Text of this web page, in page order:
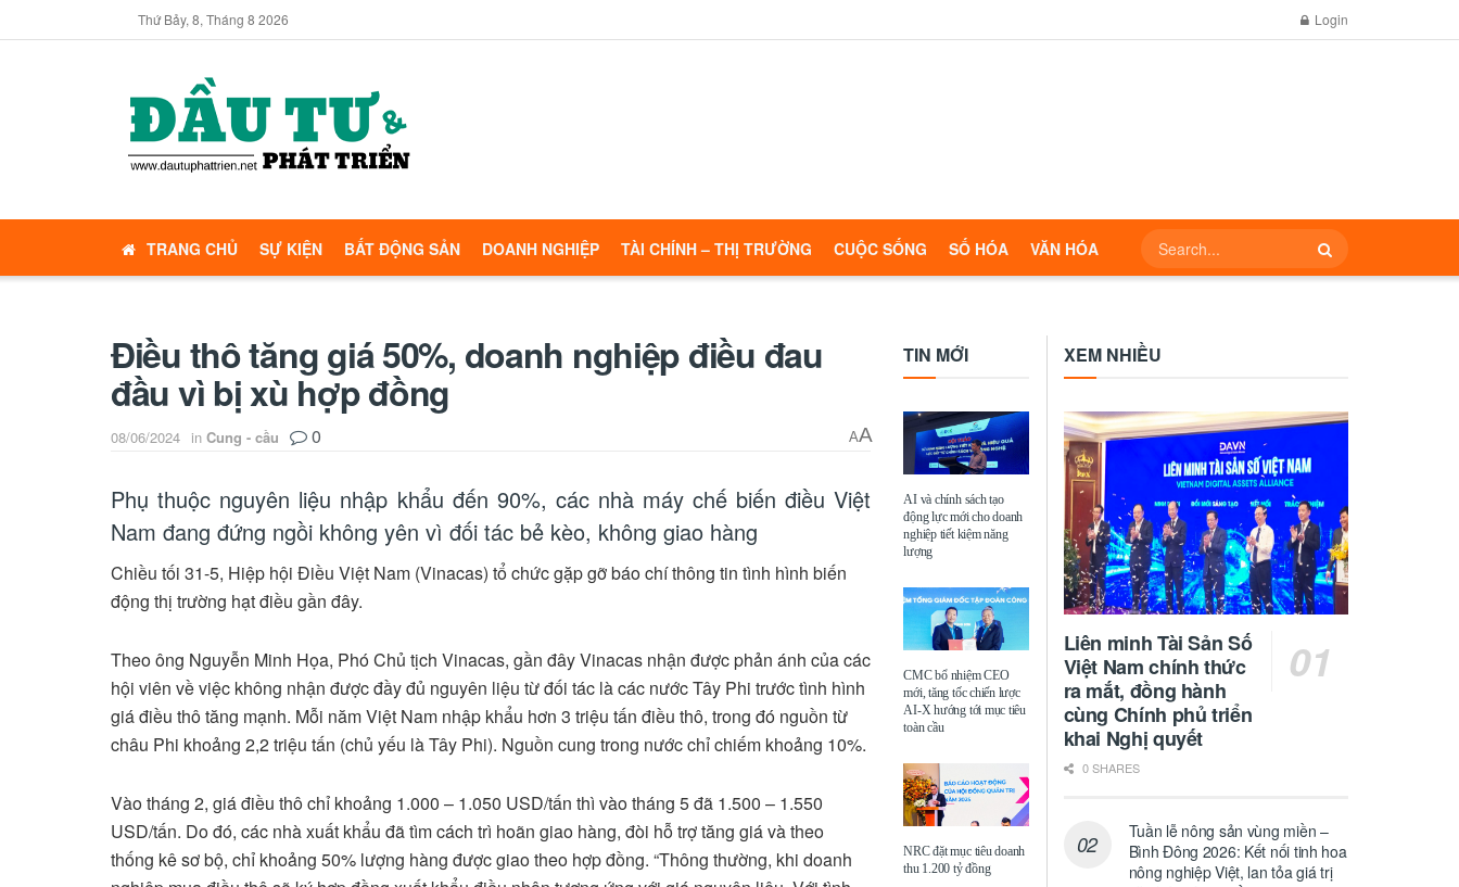
Thứ Bảy, 8, Tháng 8 2026 Login
TRANG CHỦ SỰ KIỆN BẤT ĐỘNG SẢN DOANH NGHIỆP TÀI CHÍNH – THỊ TRƯỜNG CUỘC SỐNG SỐ HÓA VĂN HÓA
Điều thô tăng giá 50%, doanh nghiệp điều đau
đầu vì bị xù hợp đồng
08/06/2024 in Cung - cầu 0 AA
Phụ thuộc nguyên liệu nhập khẩu đến 90%, các nhà máy chế biến điều Việt
Nam đang đứng ngồi không yên vì đối tác bẻ kèo, không giao hàng
Chiều tối 31-5, Hiệp hội Điều Việt Nam (Vinacas) tổ chức gặp gỡ báo chí thông tin tình hình biến
động thị trường hạt điều gần đây.
Theo ông Nguyễn Minh Họa, Phó Chủ tịch Vinacas, gần đây Vinacas nhận được phản ánh của các
hội viên về việc không nhận được đầy đủ nguyên liệu từ đối tác là các nước Tây Phi trước tình hình
giá điều thô tăng mạnh. Mỗi năm Việt Nam nhập khẩu hơn 3 triệu tấn điều thô, trong đó nguồn từ
châu Phi khoảng 2,2 triệu tấn (chủ yếu là Tây Phi). Nguồn cung trong nước chỉ chiếm khoảng 10%.
Vào tháng 2, giá điều thô chỉ khoảng 1.000 – 1.050 USD/tấn thì vào tháng 5 đã 1.500 – 1.550
USD/tấn. Do đó, các nhà xuất khẩu đã tìm cách trì hoãn giao hàng, đòi hỗ trợ tăng giá và theo
thống kê sơ bộ, chỉ khoảng 50% lượng hàng được giao theo hợp đồng. “Thông thường, khi doanh
TIN MỚI
AI và chính sách tạo
động lực mới cho doanh
nghiệp tiết kiệm năng
lượng
CMC bổ nhiệm CEO
mới, tăng tốc chiến lược
AI-X hướng tới mục tiêu
toàn cầu
NRC đặt mục tiêu doanh
thu 1.200 tỷ đồng
XEM NHIỀU
Liên minh Tài Sản Số
Việt Nam chính thức
ra mắt, đồng hành
cùng Chính phủ triển
khai Nghị quyết
0 SHARES
Tuần lễ nông sản vùng miền –
Bình Đông 2026: Kết nối tinh hoa
nông nghiệp Việt, lan tỏa giá trị